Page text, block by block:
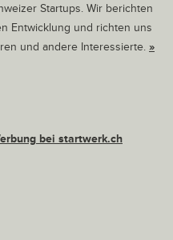
Startups. Wir berichten
Entwicklung und richten uns
und andere Interessierte. »
bei startwerk.ch